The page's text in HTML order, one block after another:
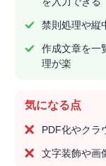
禁則処理や縦
作成文章を一
理が楽
気になる点
PDF化やクラ
文字装飾や画